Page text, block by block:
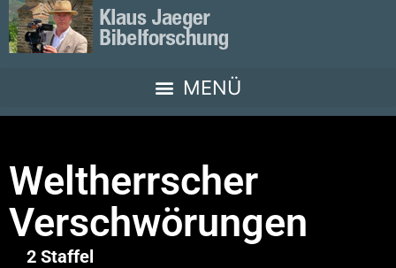
Weltherrscher
Verschwörungen
2 Staffel